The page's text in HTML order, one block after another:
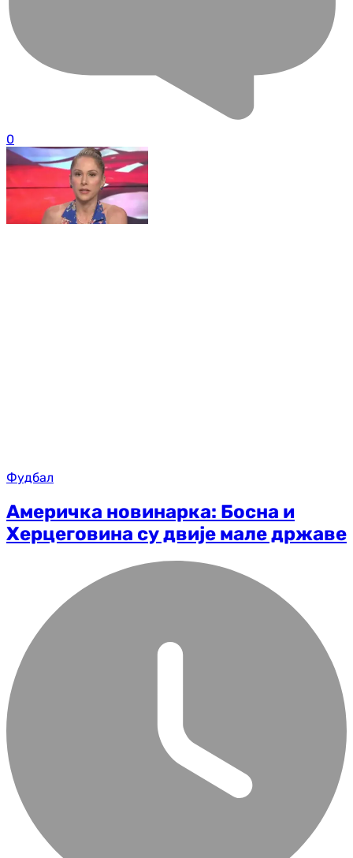
0
Фудбал
Америчка новинарка: Босна и
Херцеговина су двије мале државе